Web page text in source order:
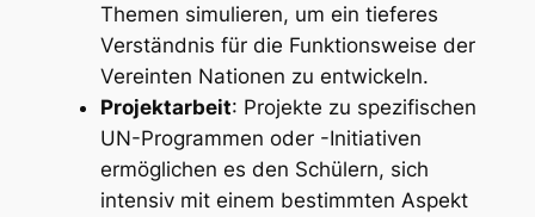
Themen simulieren, um ein tieferes
Verständnis für die Funktionsweise der
Vereinten Nationen zu entwickeln.
Projektarbeit: Projekte zu spezifischen
UN-Programmen oder -Initiativen
ermöglichen es den Schülern, sich
intensiv mit einem bestimmten Aspekt